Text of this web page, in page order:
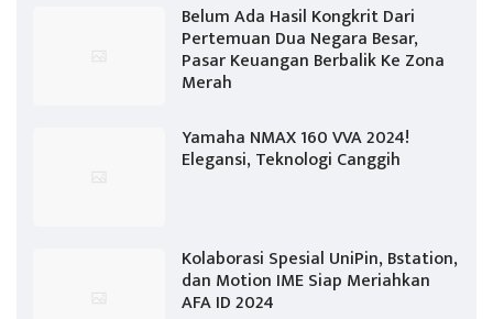
Belum Ada Hasil Kongkrit Dari
Pertemuan Dua Negara Besar,
Pasar Keuangan Berbalik Ke Zona
Merah
Yamaha NMAX 160 VVA 2024!
Elegansi, Teknologi Canggih
Kolaborasi Spesial UniPin, Bstation,
dan Motion IME Siap Meriahkan
AFA ID 2024